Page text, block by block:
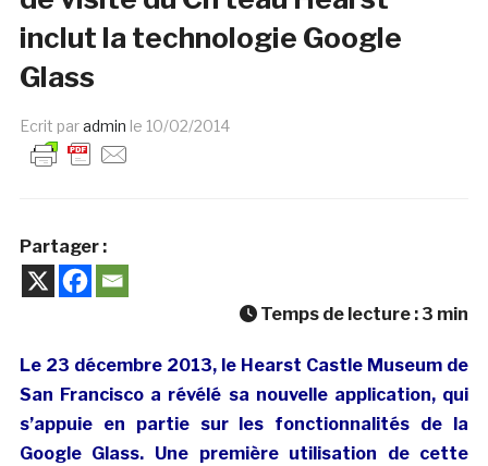
inclut la technologie Google
Glass
Ecrit paradmin le 10/02/2014
Partager :
Temps de lecture : 3 min
Le 23 décembre 2013, le Hearst Castle Museum de
San Francisco a révélé sa nouvelle application, qui
s’appuie en partie sur les fonctionnalités de la
Google Glass. Une première utilisation de cette